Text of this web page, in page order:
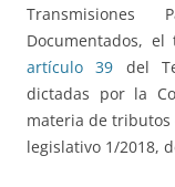
Transmisiones
Documentados,
artículo 39 del
dictadas por la
materia de tributos
legislativo 1/2018,